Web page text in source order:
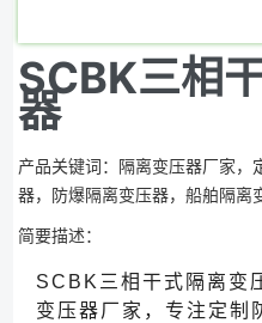
SCBK三相
器
产品关键词：隔离变压器厂家，
器，防爆隔离变压器，船舶隔离
简要描述：
SCBK三相干式隔离变
变压器厂家，专注定制